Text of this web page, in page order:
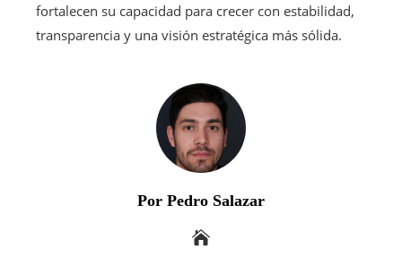
fortalecen su capacidad para crecer con estabilidad,
transparencia y una visión estratégica más sólida.
Por Pedro Salazar